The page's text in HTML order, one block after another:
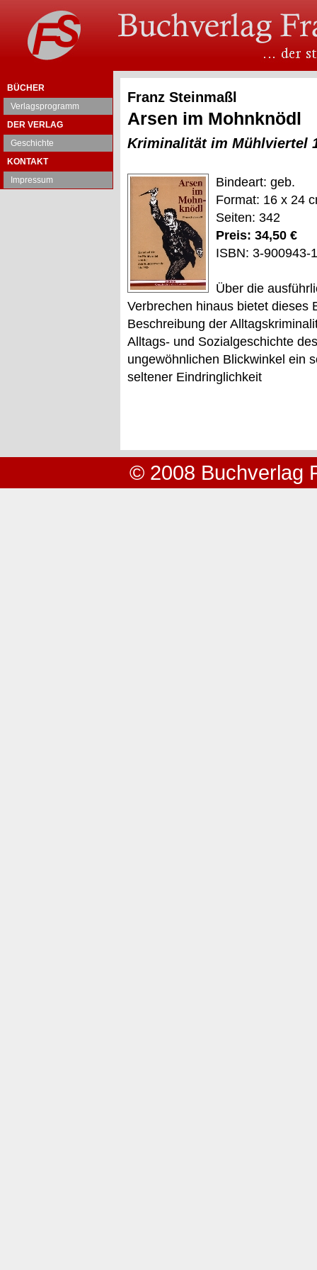
BÜCHER
Verlagsprogramm
DER VERLAG
Geschichte
KONTAKT
Impressum
Franz Steinmaßl
Arsen im Mohnknödl
Kriminalität im Mühlviertel
Bindeart: geb.
Format: 16 x 24
Seiten: 342
Preis: 34,50 €
ISBN: 3-900943-
Über die
Verbrechen hinaus bietet dieses
Beschreibung der
Alltags- und Sozialgeschichte
ungewöhnlichen Blickwinkel ein
seltener Eindringlichkeit
© 2008 Buchverlag